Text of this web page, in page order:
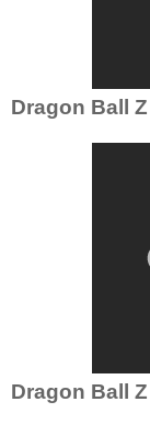
Dragon Ball
Dragon Ball